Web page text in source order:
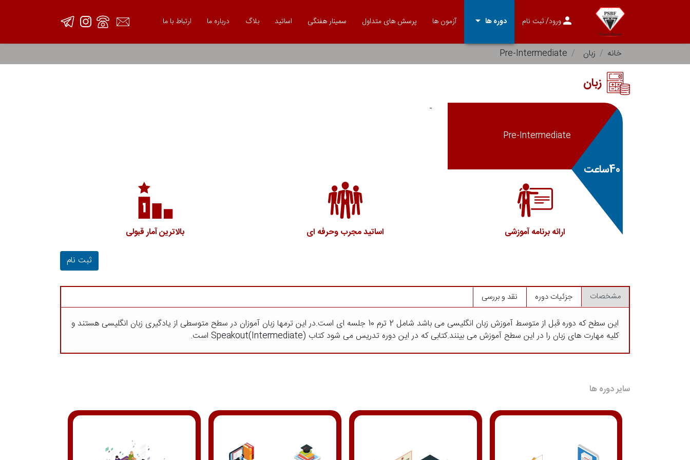
personورود/ ثبت نام دوره ها arrow_drop_down آزمون ها پرسش های متداول سمینار هفتگی اساتید بلاگ درباره ما ارتباط با ما
خانه زبان Pre-Intermediate
زبان
Pre-Intermediate
40ساعت
-
ارائه برنامه آموزشی اساتید مجرب وحرفه ای بالاترین آمار قبولی
ثبت نام
مشخصات جزئیات دوره نقد و بررسی
این سطح که دوره قبل از متوسط آموزش زبان انگلیسی می باشد شامل 2 ترم 10 جلسه ای است.در این ترمها زبان آموزان در سطح متوسطی از یادگیری زبان انگلیسی هستند و
کلیه مهارت های زبان را در این سطح آموزش می بینند.کتابی که در این دوره تدریس می شود کتاب Speakout(Intermediate) است.
سایر دوره ها